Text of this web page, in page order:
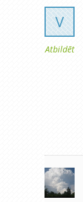
V
Atbildēt